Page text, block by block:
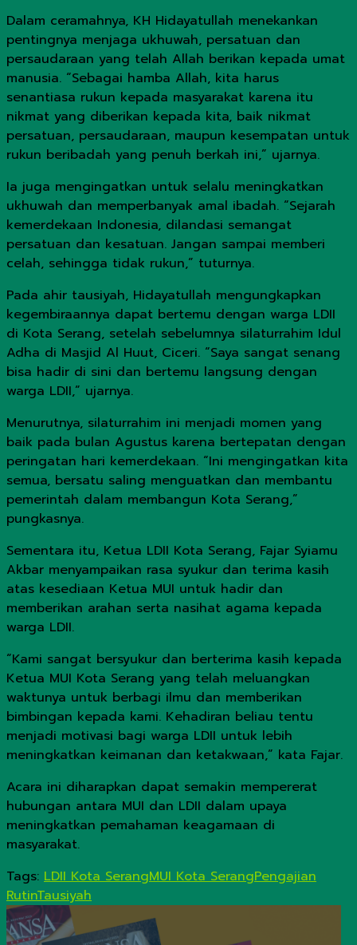
Dalam ceramahnya, KH Hidayatullah menekankan
pentingnya menjaga ukhuwah, persatuan dan
persaudaraan yang telah Allah berikan kepada umat
manusia. “Sebagai hamba Allah, kita harus
senantiasa rukun kepada masyarakat karena itu
nikmat yang diberikan kepada kita, baik nikmat
persatuan, persaudaraan, maupun kesempatan untuk
rukun beribadah yang penuh berkah ini,” ujarnya.
Ia juga mengingatkan untuk selalu meningkatkan
ukhuwah dan memperbanyak amal ibadah. “Sejarah
kemerdekaan Indonesia, dilandasi semangat
persatuan dan kesatuan. Jangan sampai memberi
celah, sehingga tidak rukun,” tuturnya.
Pada ahir tausiyah, Hidayatullah mengungkapkan
kegembiraannya dapat bertemu dengan warga LDII
di Kota Serang, setelah sebelumnya silaturrahim Idul
Adha di Masjid Al Huut, Ciceri. “Saya sangat senang
bisa hadir di sini dan bertemu langsung dengan
warga LDII,” ujarnya.
Menurutnya, silaturrahim ini menjadi momen yang
baik pada bulan Agustus karena bertepatan dengan
peringatan hari kemerdekaan. “Ini mengingatkan kita
semua, bersatu saling menguatkan dan membantu
pemerintah dalam membangun Kota Serang,”
pungkasnya.
Sementara itu, Ketua LDII Kota Serang, Fajar Syiamu
Akbar menyampaikan rasa syukur dan terima kasih
atas kesediaan Ketua MUI untuk hadir dan
memberikan arahan serta nasihat agama kepada
warga LDII.
“Kami sangat bersyukur dan berterima kasih kepada
Ketua MUI Kota Serang yang telah meluangkan
waktunya untuk berbagi ilmu dan memberikan
bimbingan kepada kami. Kehadiran beliau tentu
menjadi motivasi bagi warga LDII untuk lebih
meningkatkan keimanan dan ketakwaan,” kata Fajar.
Acara ini diharapkan dapat semakin mempererat
hubungan antara MUI dan LDII dalam upaya
meningkatkan pemahaman keagamaan di
masyarakat.
Tags: LDII Kota SerangMUI Kota SerangPengajian
RutinTausiyah